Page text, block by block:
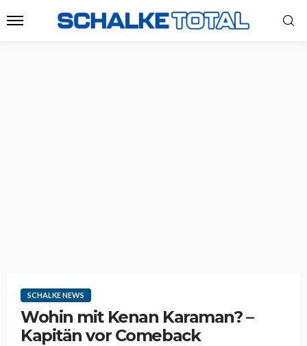
SCHALKE NEWS
Wohin mit Kenan Karaman? –
Kapitän vor Comeback